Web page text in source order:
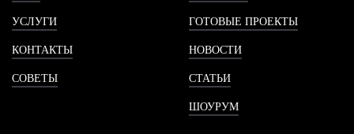
УСЛУГИ
КОНТАКТЫ
СОВЕТЫ
ГОТОВЫЕ ПРОЕКТЫ
НОВОСТИ
СТАТЬИ
ШОУРУМ